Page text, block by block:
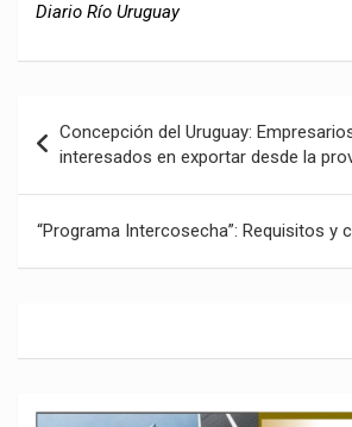
Diario Río Uruguay
de
entradas
Concepción del Uruguay:
interesados en exportar desde la
“Programa Intercosecha”: Requisitos y